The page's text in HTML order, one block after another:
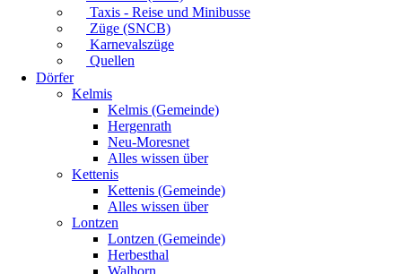
Taxis - Reise und Minibusse
Züge (SNCB)
Karnevalszüge
Quellen
Dörfer
Kelmis
Kelmis (Gemeinde)
Hergenrath
Neu-Moresnet
Alles wissen über
Kettenis
Kettenis (Gemeinde)
Alles wissen über
Lontzen
Lontzen (Gemeinde)
Herbesthal
Walhorn